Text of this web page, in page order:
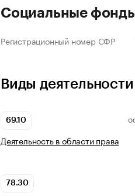
Социальные
Регистрационный номер СФР
Виды деятельности
69.10
Деятельность в области права
78.30